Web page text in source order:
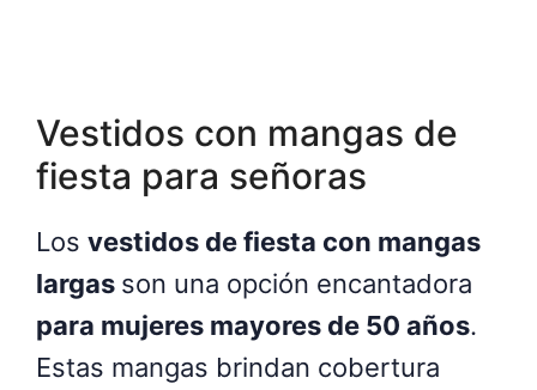
Vestidos con mangas de
fiesta para señoras
Los vestidos de fiesta con mangas
largas son una opción encantadora
para mujeres mayores de 50 años.
Estas mangas brindan cobertura